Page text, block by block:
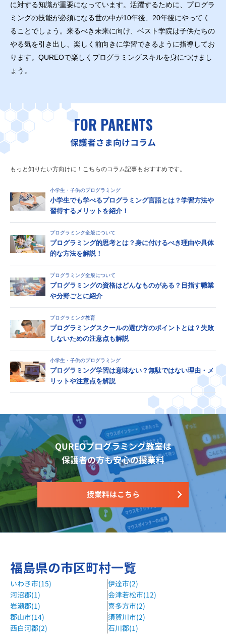
に対する知識が重要になっています。活躍するために、プログラ
ミングの技能が必須になる世の中が10年後、20年後にやってく
ることでしょう。来るべき未来に向け、ベスト学院は子供たちの
やる気を引き出し、楽しく前向きに学習できるように指導してお
ります。QUREOで楽しくプログラミングスキルを身につけまし
ょう。
FOR PARENTS
保護者さま向けコラム
もっと知りたい方向けに！こちらのコラム記事もおすすめです。
小学生・子供のプログラミング
小学生でも学べるプログラミング言語とは？学習方法や
習得するメリットを紹介！
プログラミング全般について
プログラミング的思考とは？身に付けるべき理由や具体
的な方法を解説！
プログラミング全般について
プログラミングの資格はどんなものがある？目指す職業
や分野ごとに紹介
プログラミング教育
プログラミングスクールの選び方のポイントとは？失敗
しないための注意点も解説
小学生・子供のプログラミング
プログラミング学習は意味ない？無駄ではない理由・メ
リットや注意点を解説
QUREOプログラミング教室は
保護者の方も安心の授業料
授業料はこちら
福島県の市区町村一覧
いわき市(15)
伊達市(2)
河沼郡(1)
会津若松市(12)
岩瀬郡(1)
喜多方市(2)
郡山市(14)
須賀川市(2)
西白河郡(2)
石川郡(1)